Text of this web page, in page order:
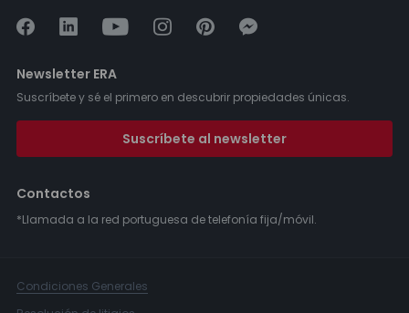
Newsletter ERA
Suscríbete y sé el primero en descubrir propiedades únicas.
Suscríbete al newsletter
Contactos
*Llamada a la red portuguesa de telefonía fija/móvil.
Condiciones Generales